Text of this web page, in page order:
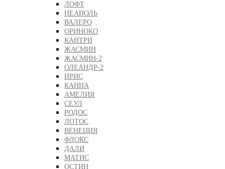
ЛОФТ
НЕАПОЛЬ
ВАЛЕРО
ОРИНОКО
КАНТРИ
ЖАСМИН
ЖАСМИН-2
ОЛЕАНДР-2
ИРИС
КАННА
АМЕЛИЯ
СЕУЛ
РОДОС
ЛОТОС
ВЕНЕЦИЯ
ФЛОКС
ДАЛИ
МАТИС
ОСТИН